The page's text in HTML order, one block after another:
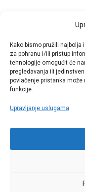
Kako bismo pružili
za pohranu i/ili pristup
tehnologije omogućit će
pregledavanja ili
povlačenje pristanka
funkcije.
Upravljanje uslugama
komentirao.